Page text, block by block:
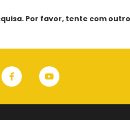
Por favor, tente com